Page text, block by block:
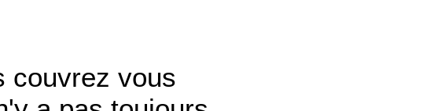
couvrez vous